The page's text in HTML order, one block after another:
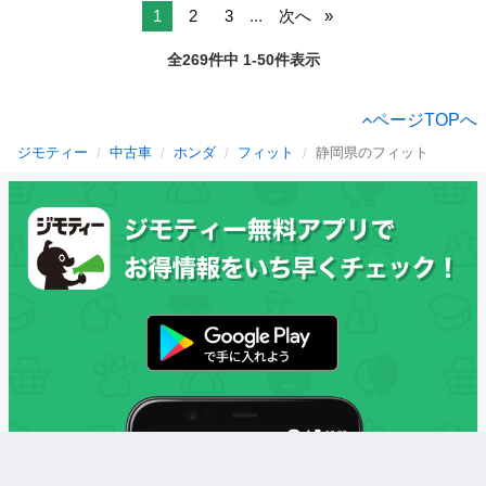
1 2 3 ... 次へ
全269件中 1-50件表示
ページTOPへ
ジモティー 中古車 ホンダ フィット 静岡県のフィット